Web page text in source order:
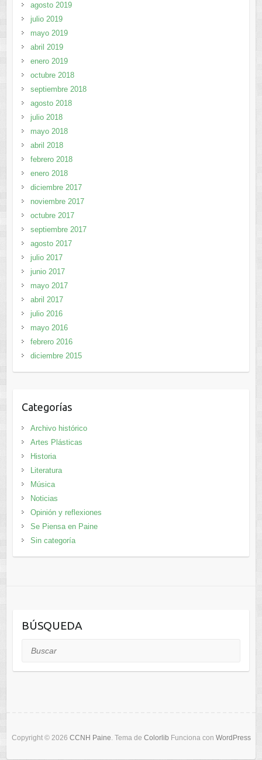
agosto 2019
julio 2019
mayo 2019
abril 2019
enero 2019
octubre 2018
septiembre 2018
agosto 2018
julio 2018
mayo 2018
abril 2018
febrero 2018
enero 2018
diciembre 2017
noviembre 2017
octubre 2017
septiembre 2017
agosto 2017
julio 2017
junio 2017
mayo 2017
abril 2017
julio 2016
mayo 2016
febrero 2016
diciembre 2015
Categorías
Archivo histórico
Artes Plásticas
Historia
Literatura
Música
Noticias
Opinión y reflexiones
Se Piensa en Paine
Sin categoría
BÚSQUEDA
Buscar
Copyright © 2026 CCNH Paine. Tema de Colorlib Funciona con WordPress